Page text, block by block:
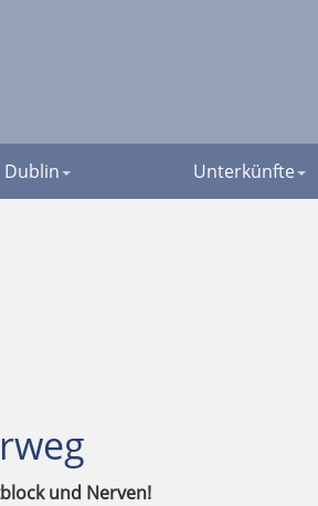
Dublin Unterkünfte
und Nerven!